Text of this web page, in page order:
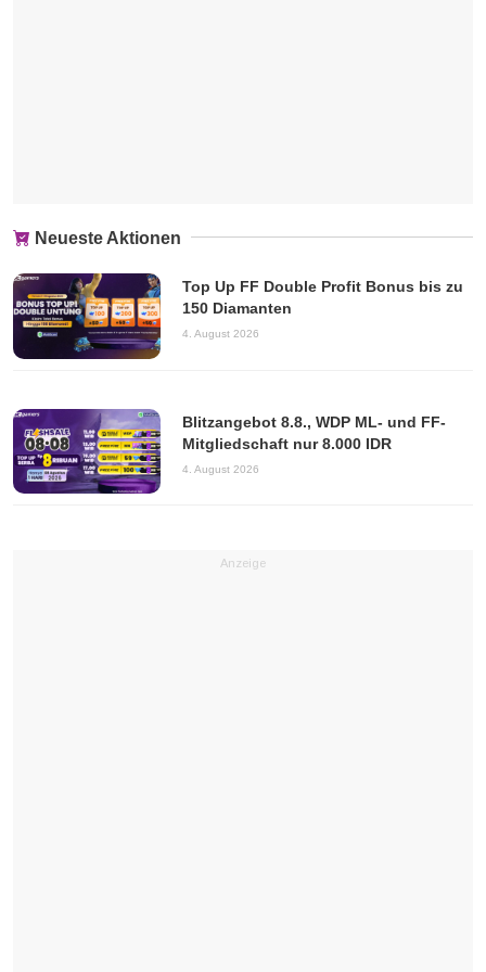
Neueste Aktionen
Top Up FF Double Profit Bonus bis zu
150 Diamanten
4. August 2026
Blitzangebot 8.8., WDP ML- und FF-
Mitgliedschaft nur 8.000 IDR
4. August 2026
Anzeige